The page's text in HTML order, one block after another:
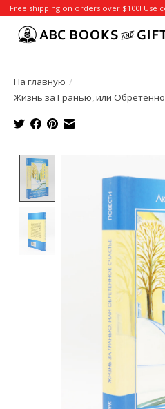
Free shipping on orders over $100! Use
На главную /
Жизнь за Гранью, или